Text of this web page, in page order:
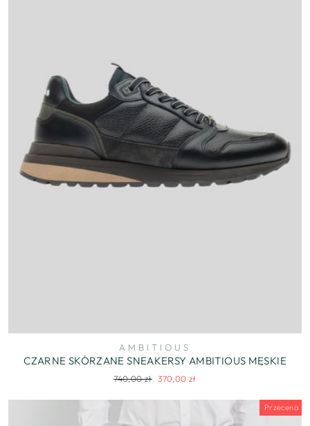
AMBITIOUS
CZARNE SKÓRZANE SNEAKERSY AMBITIOUS MĘSKIE
Regularna
740,00 zł Cena
370,00 zł
Przecena